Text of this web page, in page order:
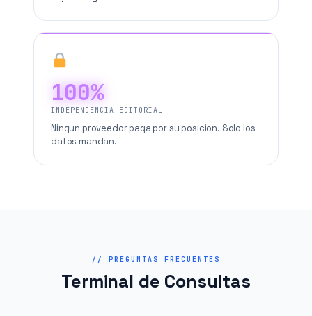
100%
INDEPENDENCIA EDITORIAL
Ningun proveedor paga por su posicion. Solo los
datos mandan.
// PREGUNTAS FRECUENTES
Terminal de Consultas